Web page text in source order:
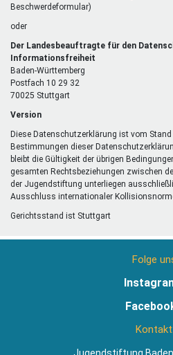
Beschwerdeformular)
oder
Der Landesbeauftragte für den
Informationsfreiheit
Baden-Württemberg
Postfach 10 29 32
70025 Stuttgart
Version
Diese Datenschutzerklärung ist vom
Bestimmungen dieser
bleibt die Gültigkeit der übrigen
gesamten Rechtsbeziehungen zwischen
der Jugendstiftung unterliegen
Ausschluss internationaler
Gerichtsstand ist Stuttgart
Folge
Kontakt:
Jugendstiftung